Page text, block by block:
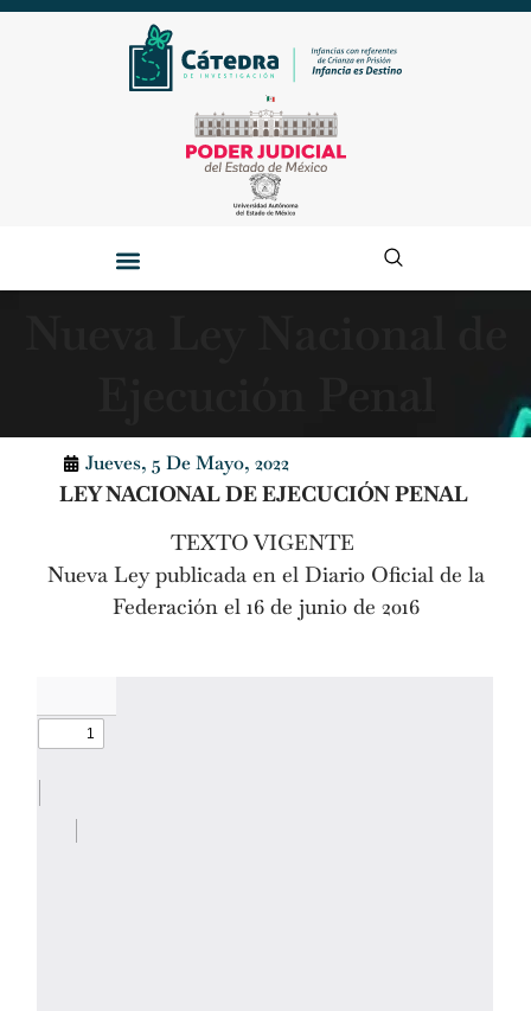
Jueves, 5 De Mayo, 2022
LEY NACIONAL DE EJECUCIÓN PENAL
TEXTO VIGENTE
Nueva Ley publicada en el Diario Oficial de la
Federación el 16 de junio de 2016